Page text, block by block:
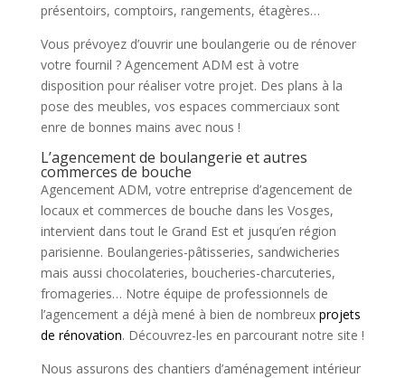
présentoirs, comptoirs, rangements, étagères…
Vous prévoyez d’ouvrir une boulangerie ou de rénover
votre fournil ? Agencement ADM est à votre
disposition pour réaliser votre projet. Des plans à la
pose des meubles, vos espaces commerciaux sont
enre de bonnes mains avec nous !
L’agencement de boulangerie et autres
commerces de bouche
Agencement ADM, votre entreprise d’agencement de
locaux et commerces de bouche dans les Vosges,
intervient dans tout le Grand Est et jusqu’en région
parisienne. Boulangeries-pâtisseries, sandwicheries
mais aussi chocolateries, boucheries-charcuteries,
fromageries… Notre équipe de professionnels de
l’agencement a déjà mené à bien de nombreux projets
de rénovation. Découvrez-les en parcourant notre site !
Nous assurons des chantiers d’aménagement intérieur